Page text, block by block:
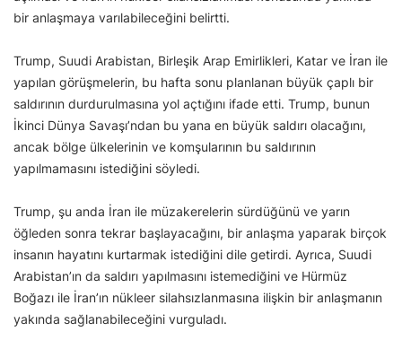
bir anlaşmaya varılabileceğini belirtti.
Trump, Suudi Arabistan, Birleşik Arap Emirlikleri, Katar ve İran ile
yapılan görüşmelerin, bu hafta sonu planlanan büyük çaplı bir
saldırının durdurulmasına yol açtığını ifade etti. Trump, bunun
İkinci Dünya Savaşı’ndan bu yana en büyük saldırı olacağını,
ancak bölge ülkelerinin ve komşularının bu saldırının
yapılmamasını istediğini söyledi.
Trump, şu anda İran ile müzakerelerin sürdüğünü ve yarın
öğleden sonra tekrar başlayacağını, bir anlaşma yaparak birçok
insanın hayatını kurtarmak istediğini dile getirdi. Ayrıca, Suudi
Arabistan’ın da saldırı yapılmasını istemediğini ve Hürmüz
Boğazı ile İran’ın nükleer silahsızlanmasına ilişkin bir anlaşmanın
yakında sağlanabileceğini vurguladı.